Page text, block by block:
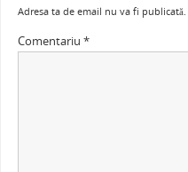
Adresa ta de email nu va fi publicată.
Comentariu *